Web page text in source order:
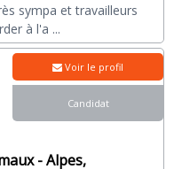
sympa et travailleurs
à l'a ...
- Alpes,
Voir le profil
Candidat